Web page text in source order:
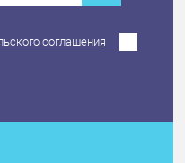
соглашения